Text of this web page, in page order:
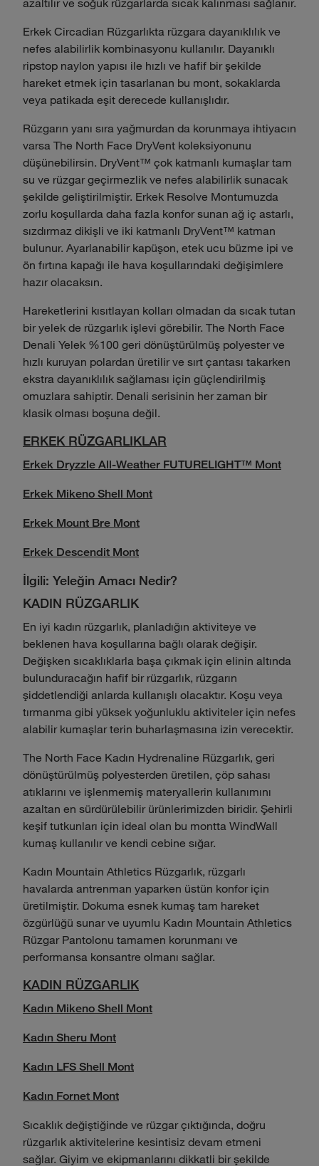
Erkek Circadian Rüzgarlıkta rüzgara dayanıklılık ve
nefes alabilirlik kombinasyonu kullanılır. Dayanıklı
ripstop naylon yapısı ile hızlı ve hafif bir şekilde
hareket etmek için tasarlanan bu mont, sokaklarda
veya patikada eşit derecede kullanışlıdır.
Rüzgarın yanı sıra yağmurdan da korunmaya ihtiyacın
varsa The North Face DryVent koleksiyonunu
düşünebilirsin. DryVent™ çok katmanlı kumaşlar tam
su ve rüzgar geçirmezlik ve nefes alabilirlik sunacak
şekilde geliştirilmiştir. Erkek Resolve Montumuzda
zorlu koşullarda daha fazla konfor sunan ağ iç astarlı,
sızdırmaz dikişli ve iki katmanlı DryVent™ katman
bulunur. Ayarlanabilir kapüşon, etek ucu büzme ipi ve
ön fırtına kapağı ile hava koşullarındaki değişimlere
hazır olacaksın.
Hareketlerini kısıtlayan kolları olmadan da sıcak tutan
bir yelek de rüzgarlık işlevi görebilir. The North Face
Denali Yelek %100 geri dönüştürülmüş polyester ve
hızlı kuruyan polardan üretilir ve sırt çantası takarken
ekstra dayanıklılık sağlaması için güçlendirilmiş
omuzlara sahiptir. Denali serisinin her zaman bir
klasik olması boşuna değil.
ERKEK RÜZGARLIKLAR
Erkek Dryzzle All-Weather FUTURELIGHT™ Mont
Erkek Mikeno Shell Mont
Erkek Mount Bre Mont
Erkek Descendit Mont
İlgili: Yeleğin Amacı Nedir?
KADIN RÜZGARLIK
En iyi kadın rüzgarlık, planladığın aktiviteye ve
beklenen hava koşullarına bağlı olarak değişir.
Değişken sıcaklıklarla başa çıkmak için elinin altında
bulunduracağın hafif bir rüzgarlık, rüzgarın
şiddetlendiği anlarda kullanışlı olacaktır. Koşu veya
tırmanma gibi yüksek yoğunluklu aktiviteler için nefes
alabilir kumaşlar terin buharlaşmasına izin verecektir.
The North Face Kadın Hydrenaline Rüzgarlık, geri
dönüştürülmüş polyesterden üretilen, çöp sahası
atıklarını ve işlenmemiş materyallerin kullanımını
azaltan en sürdürülebilir ürünlerimizden biridir. Şehirli
keşif tutkunları için ideal olan bu montta WindWall
kumaş kullanılır ve kendi cebine sığar.
Kadın Mountain Athletics Rüzgarlık, rüzgarlı
havalarda antrenman yaparken üstün konfor için
üretilmiştir. Dokuma esnek kumaş tam hareket
özgürlüğü sunar ve uyumlu Kadın Mountain Athletics
Rüzgar Pantolonu tamamen korunmanı ve
performansa konsantre olmanı sağlar.
KADIN RÜZGARLIK
Kadın Mikeno Shell Mont
Kadın Sheru Mont
Kadın LFS Shell Mont
Kadın Fornet Mont
Sıcaklık değiştiğinde ve rüzgar çıktığında, doğru
rüzgarlık aktivitelerine kesintisiz devam etmeni
sağlar. Giyim ve ekipmanlarını dikkatli bir şekilde